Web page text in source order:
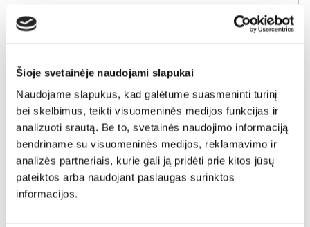
Šioje svetainėje naudojami slapukai
Naudojame slapukus, kad galėtume suasmeninti turinį
bei skelbimus, teikti visuomeninės medijos funkcijas ir
analizuoti srautą. Be to, svetainės naudojimo informaciją
bendriname su visuomeninės medijos, reklamavimo ir
analizės partneriais, kurie gali ją pridėti prie kitos jūsų
pateiktos arba naudojant paslaugas surinktos
informacijos.